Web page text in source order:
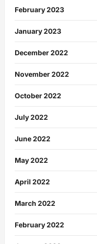
February 2023
January 2023
December 2022
November 2022
October 2022
July 2022
June 2022
May 2022
April 2022
March 2022
February 2022